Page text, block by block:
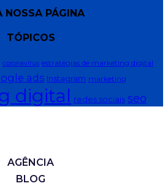
NOSSA PÁGINA
TÓPICOS
coronavírus estratégias de marketing digital
ads Instagram marketing
digital redes sociais seo
AGÊNCIA
BLOG